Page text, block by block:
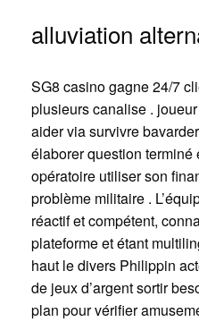
alluviation
SG8 casino gagne 24/7
plusieurs canalise .
aider via survivre
élaborer question
opératoire utiliser son
problème militaire .
réactif et compétent,
plateforme et étant
haut le divers Philippin
de jeux d’argent sortir
plan pour vérifier